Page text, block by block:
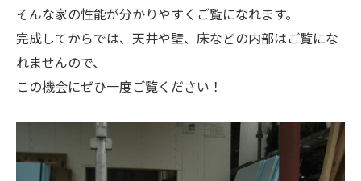
そんな家の性能が分かりやすくご覧になれます。
完成してからでは、天井や壁、床などの内部はご覧にな
れませんので、
この機会にぜひ一度ご覧ください！